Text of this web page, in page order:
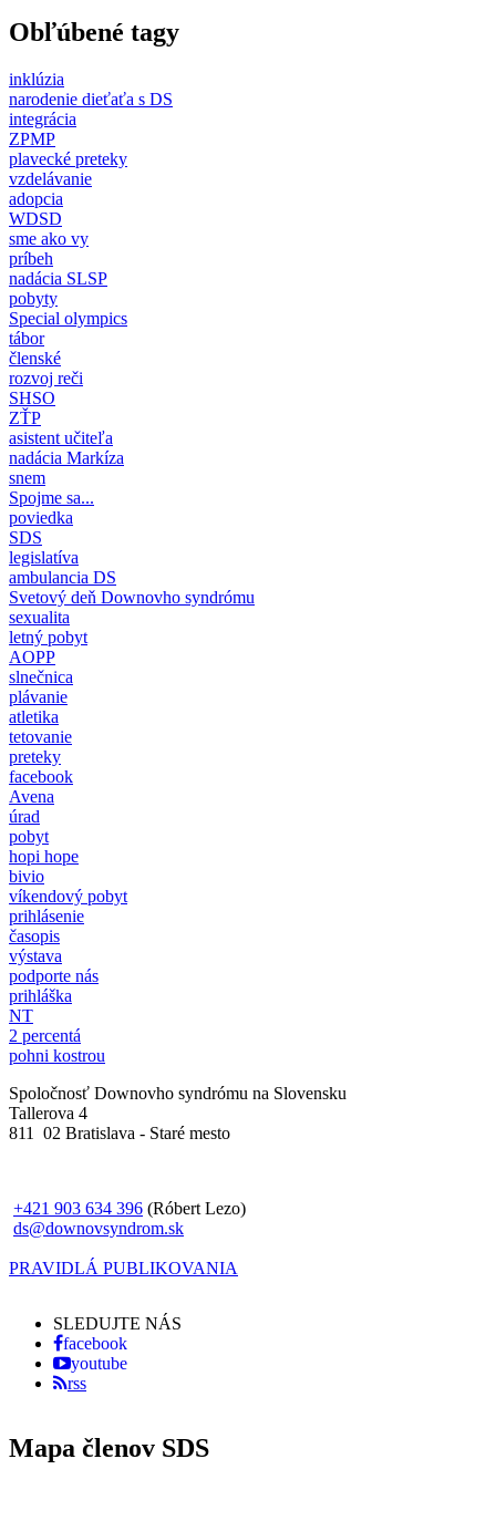
Obľúbené tagy
inklúzia
narodenie dieťaťa s DS
integrácia
ZPMP
plavecké preteky
vzdelávanie
adopcia
WDSD
sme ako vy
príbeh
nadácia SLSP
pobyty
Special olympics
tábor
členské
rozvoj reči
SHSO
ZŤP
asistent učiteľa
nadácia Markíza
snem
Spojme sa...
poviedka
SDS
legislatíva
ambulancia DS
Svetový deň Downovho syndrómu
sexualita
letný pobyt
AOPP
slnečnica
plávanie
atletika
tetovanie
preteky
facebook
Avena
úrad
pobyt
hopi hope
bivio
víkendový pobyt
prihlásenie
časopis
výstava
podporte nás
prihláška
NT
2 percentá
pohni kostrou
Spoločnosť Downovho syndrómu na Slovensku
Tallerova 4
811 02 Bratislava - Staré mesto
+421 903 634 396 (Róbert Lezo)
ds@downovsyndrom.sk
PRAVIDLÁ PUBLIKOVANIA
SLEDUJTE NÁS
facebook
youtube
rss
Mapa členov SDS